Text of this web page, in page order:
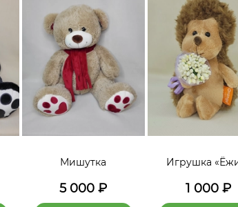
Мишутка
5 000 ₽
Игрушка
1 000 ₽